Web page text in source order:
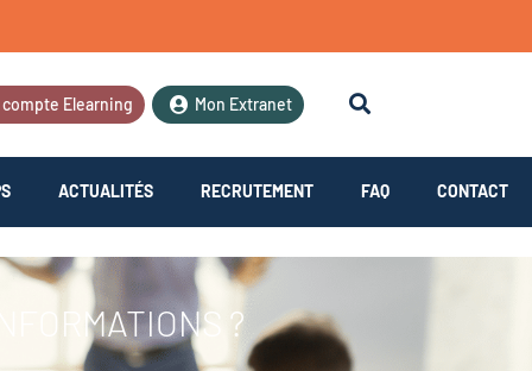
compte Elearning Mon Extranet
ACTUALITÉS RECRUTEMENT FAQ CONTACT
?